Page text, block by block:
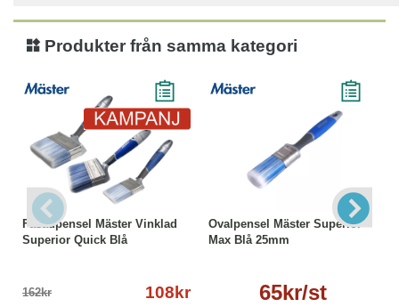
Produkter från samma kategori
Fasadpensel Mäster Vinklad
Superior Quick Blå
162kr 108kr
Ovalpensel Mäster Superior
Max Blå 25mm
65kr/st